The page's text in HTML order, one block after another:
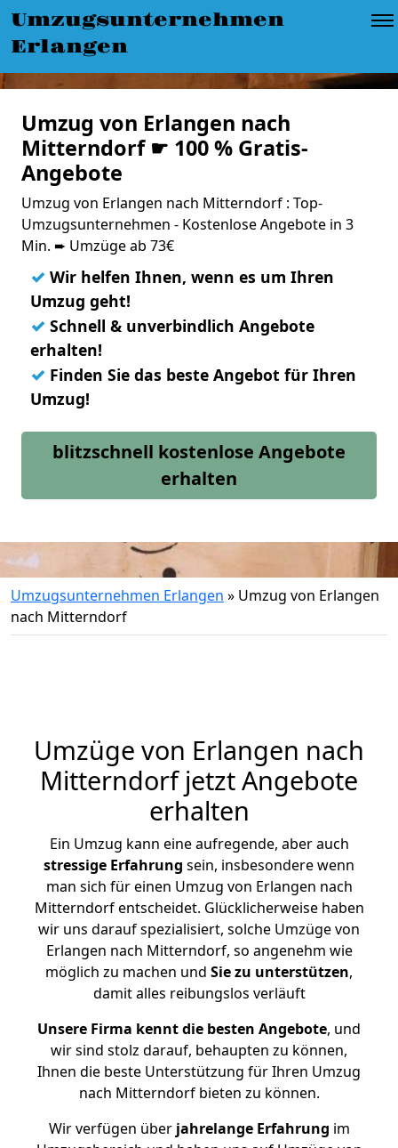
Umzugsunternehmen
Erlangen
Umzug von Erlangen nach
Mitterndorf ☛ 100 % Gratis-
Angebote
Umzug von Erlangen nach Mitterndorf : Top-
Umzugsunternehmen - Kostenlose Angebote in 3
Min. ➨ Umzüge ab 73€
✓ Wir helfen Ihnen, wenn es um Ihren
Umzug geht!
✓ Schnell & unverbindlich Angebote
erhalten!
✓ Finden Sie das beste Angebot für Ihren
Umzug!
blitzschnell kostenlose Angebote
erhalten
Umzugsunternehmen Erlangen » Umzug von Erlangen
nach Mitterndorf
Umzüge von Erlangen nach
Mitterndorf jetzt Angebote
erhalten
Ein Umzug kann eine aufregende, aber auch
stressige Erfahrung sein, insbesondere wenn
man sich für einen Umzug von Erlangen nach
Mitterndorf entscheidet. Glücklicherweise haben
wir uns darauf spezialisiert, solche Umzüge von
Erlangen nach Mitterndorf, so angenehm wie
möglich zu machen und Sie zu unterstützen,
damit alles reibungslos verläuft
Unsere Firma kennt die besten Angebote, und
wir sind stolz darauf, behaupten zu können,
Ihnen die beste Unterstützung für Ihren Umzug
nach Mitterndorf bieten zu können.
Wir verfügen überjahrelange Erfahrung im